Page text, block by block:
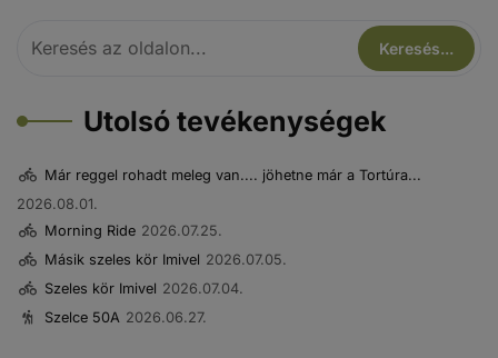
Utolsó tevékenységek
Már reggel rohadt meleg van.... jöhetne már a Tortúra...
2026.08.01.
Morning Ride 2026.07.25.
Másik szeles kör Imivel 2026.07.05.
Szeles kör Imivel 2026.07.04.
Szelce 50A 2026.06.27.